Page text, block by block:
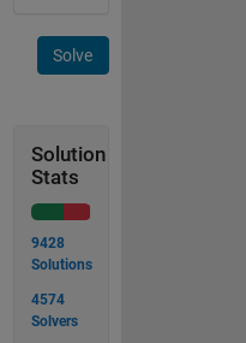
Solve
Solution
Stats
9428
Solutions
4574
Solvers